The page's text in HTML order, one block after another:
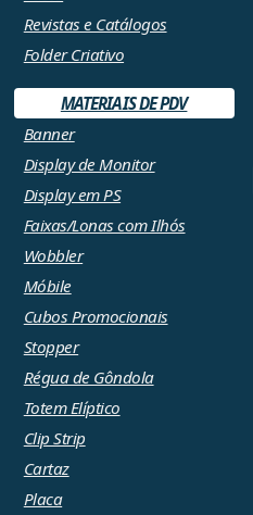
Revistas e Catálogos
Folder Criativo
MATERIAIS DE PDV
Banner
Display de Monitor
Display em PS
Faixas/Lonas com Ilhós
Wobbler
Móbile
Cubos Promocionais
Stopper
Régua de Gôndola
Totem Elíptico
Clip Strip
Cartaz
Placa